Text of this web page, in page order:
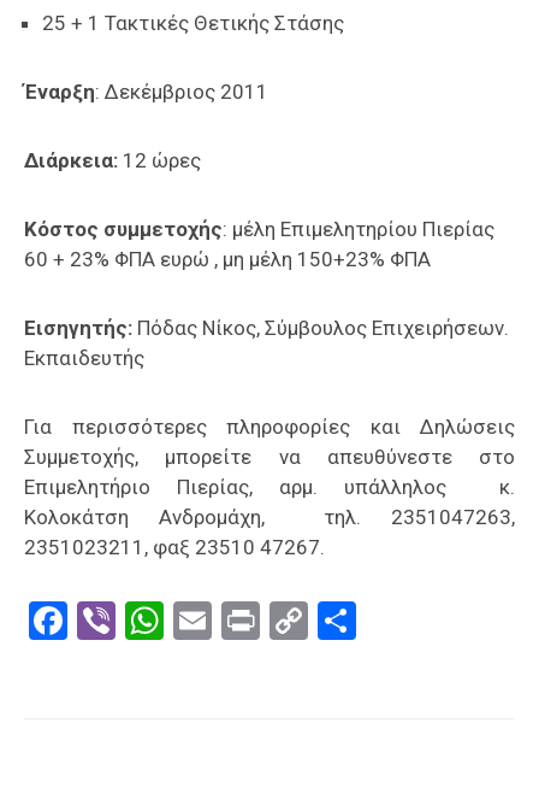
25 + 1 Τακτικές Θετικής Στάσης
Έναρξη: Δεκέμβριος 2011
Διάρκεια: 12 ώρες
Κόστος συμμετοχής: μέλη Επιμελητηρίου Πιερίας
60 + 23% ΦΠΑ ευρώ , μη μέλη 150+23% ΦΠΑ
Εισηγητής: Πόδας Νίκος, Σύμβουλος Επιχειρήσεων.
Εκπαιδευτής
Για περισσότερες πληροφορίες και Δηλώσεις
Συμμετοχής, μπορείτε να απευθύνεστε στο
Επιμελητήριο Πιερίας, αρμ. υπάλληλος κ.
Κολοκάτση Ανδρομάχη, τηλ. 2351047263,
2351023211, φαξ 23510 47267.
Facebook
ViberWhatsApp
EmailPrintCopy